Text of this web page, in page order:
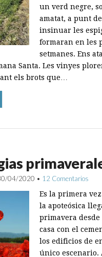
un verd negre,
amatat, a punt
insinuar les
formaran en les
setmanes. Ens
Santa. Les vinyes
els brots que…
04/2020 • 12 Comentarios
Es la primera
la apoteósica
primavera
casa con el
los edificios de
único escenario.